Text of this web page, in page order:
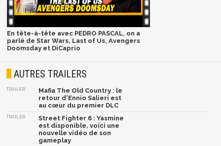
En tête-à-tête avec PEDRO PASCAL, on a
parlé de Star Wars, Last of Us, Avengers
Doomsday et DiCaprio
AUTRES TRAILERS
TRAILER
Mafia The Old Country : le
retour d'Ennio Salieri est
au cœur du premier DLC
TRAILER
Street Fighter 6 : Yasmine
est disponible, voici une
nouvelle vidéo de son
gameplay